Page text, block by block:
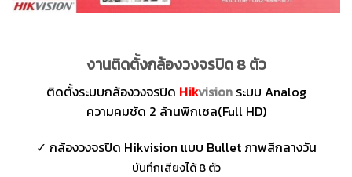
งานติดตั้งกล้องวงจรปิด 8 ตัว
ติดตั้งระบบกล้องวงจรปิด Hikvisionระบบ Analog
ความคมชัด 2 ล้านพิกเซล(Full HD)
✓ กล้องวงจรปิด Hikvision แบบ Bullet ภาพสีกลางวัน
บันทึกเสียงได้ 8 ตัว